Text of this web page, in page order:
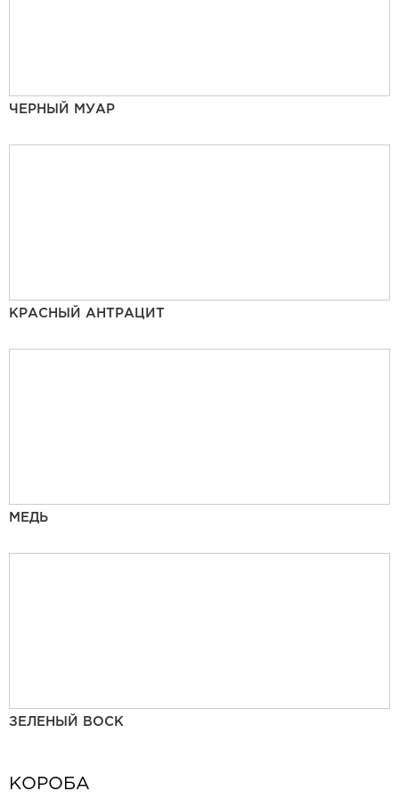
ЧЕРНЫЙ МУАР
КРАСНЫЙ АНТРАЦИТ
МЕДЬ
ЗЕЛЕНЫЙ ВОСК
КОРОБА